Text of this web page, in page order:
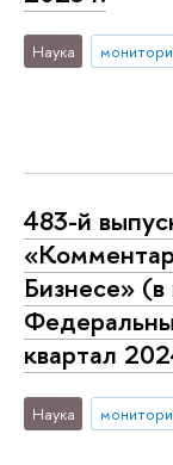
Наука
483-й
Бизнесе»
квартал
Наука